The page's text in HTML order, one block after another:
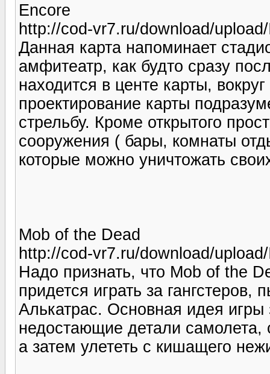
Encore
http://cod-vr7.ru/download/
Данная карта напоминает
амфитеатр, как будто сразу
находится в центе карты,
проектирование карты
стрельбу. Кроме открытого
сооружения ( бары, комнаты
которые можно уничтожать
Mob of the Dead
http://cod-vr7.ru/download/
Надо признать, что Mob of the
придется играть за
Алькатрас. Основная идея игры
недостающие детали
а затем улететь с кишащего